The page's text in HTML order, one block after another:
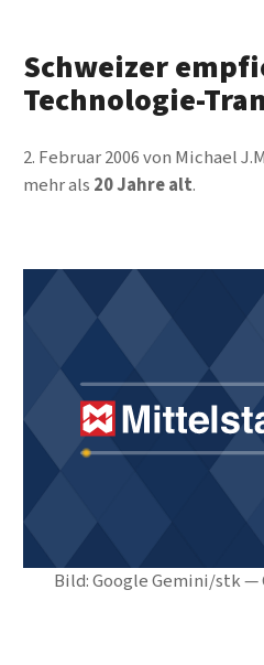
Bild: Google Gemini/stk
Schweizer
Technologie-
2. Februar 2006von Michael
mehr als 20 Jahre alt.